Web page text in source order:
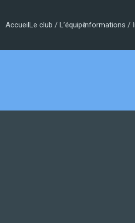
AccueilLe club / L’équipeInformations /